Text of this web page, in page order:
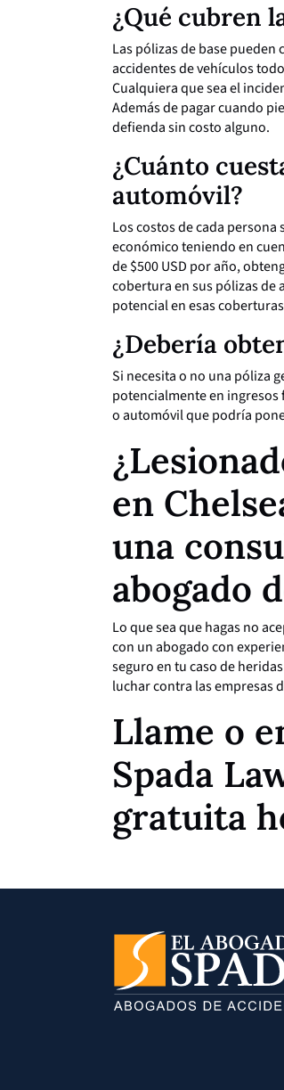
¿Qué cubren
Las pólizas de base
accidentes de vehículos
Cualquiera que sea el
Además de pagar cuando
defienda sin costo alguno.
¿Cuánto
automóvil?
Los costos de cada
económico teniendo en
de $500 USD por año,
cobertura en sus pólizas de
potencial en esas
¿Debería
Si necesita o no una póliza
potencialmente en ingresos
o automóvil que podría
en
una
abogado
Lo que sea que hagas no
con un abogado con
seguro en tu caso de
luchar contra las empresas
Llame o
Spada
gratuita